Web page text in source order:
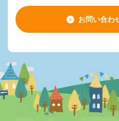
お問い合わ